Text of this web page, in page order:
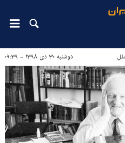
دوشنبه ۳۰ دی ۱۳۹۸ - ۰۹:۳۹